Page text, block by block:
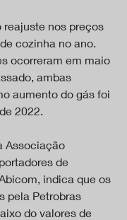
reajuste nos preços
cozinha no ano.
ocorreram em maio
ambas
aumento do gás foi
2022.
Associação
de
indica que os
pela Petrobras
do valores de